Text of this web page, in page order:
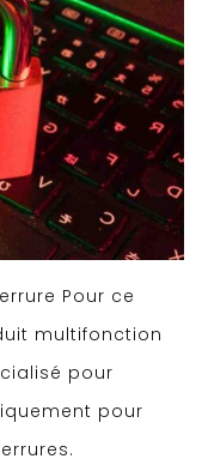
Pour ce
multifonction
pour
pour